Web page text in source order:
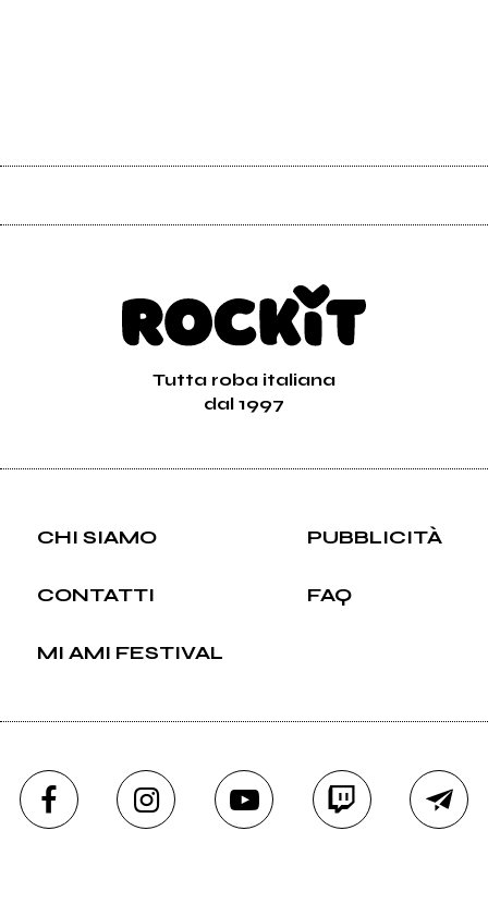
Tutta roba italiana
dal 1997
CHI SIAMO PUBBLICITÀ
CONTATTI FAQ
MI AMI FESTIVAL